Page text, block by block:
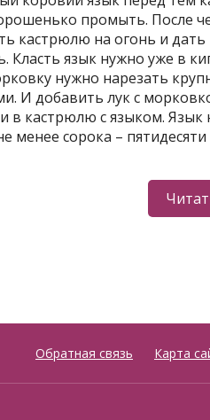
промыть. После
кастрюлю на огонь и дать
Класть язык нужно уже в
нужно нарезать
И добавить лук с
в кастрюлю с языком. Язык
менее сорока –
Обратная связь Карта